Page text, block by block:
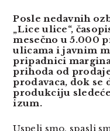
Posle nedavnih
„Lice ulice“,
mesečno u 5.000
ulicama i javnim
pripadnici
prihoda od
prodavaca, dok se
produkciju sledeć
izum.
Uspeli smo, spasli